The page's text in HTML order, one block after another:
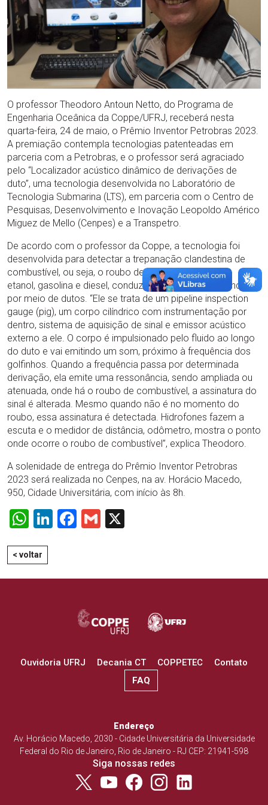
O professor Theodoro Antoun Netto, do Programa de
Engenharia Oceânica da Coppe/UFRJ, receberá nesta
quarta-feira, 24 de maio, o Prêmio Inventor Petrobras 2023.
A premiação contempla tecnologias patenteadas em
parceria com a Petrobras, e o professor será agraciado
pelo “Localizador acústico dinâmico de derivações de
duto”, uma tecnologia desenvolvida no Laboratório de
Tecnologia Submarina (LTS), em parceria com o Centro de
Pesquisas, Desenvolvimento e Inovação Leopoldo Américo
Miguez de Mello (Cenpes) e a Transpetro.
De acordo com o professor da Coppe, a tecnologia foi
desenvolvida para detectar a trepanação clandestina de
combustível, ou seja, o roubo de combustíveis como
etanol, gasolina e diesel, conduzidos por longas distâncias
por meio de dutos. “Ele se trata de um pipeline inspection
gauge (pig), um corpo cilíndrico com instrumentação por
dentro, sistema de aquisição de sinal e emissor acústico
externo a ele. O corpo é impulsionado pelo fluido ao longo
do duto e vai emitindo um som, próximo à frequência dos
golfinhos. Quando a frequência passa por determinada
derivação, ela emite uma ressonância, sendo ampliada ou
atenuada, onde há o roubo de combustível, a assinatura do
sinal é alterada. Mesmo quando não é no momento do
roubo, essa assinatura é detectada. Hidrofones fazem a
escuta e o medidor de distância, odômetro, mostra o ponto
onde ocorre o roubo de combustível”, explica Theodoro.
A solenidade de entrega do Prêmio Inventor Petrobras
2023 será realizada no Cenpes, na av. Horácio Macedo,
950, Cidade Universitária, com início às 8h.
WhatsApp
LinkedIn
Facebook
Gmail
< voltar
Ouvidoria UFRJ Decania CT COPPETEC
Contato
FAQ
Endereço
Av. Horácio Macedo, 2030 - Cidade Universitária da Universidade
Federal do Rio de Janeiro, Rio de Janeiro - RJ CEP: 21941-598
Siga nossas redes